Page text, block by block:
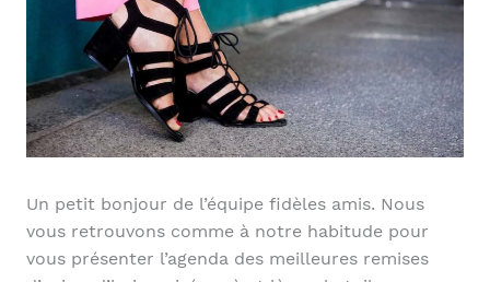
Un petit bonjour de l’équipe fidèles amis. Nous
vous retrouvons comme à notre habitude pour
vous présenter l’agenda des meilleures remises